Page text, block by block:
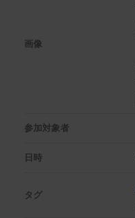
画像
参加対象者
日時
タグ